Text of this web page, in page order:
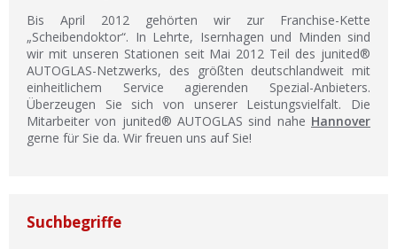
Bis April 2012 gehörten wir zur Franchise-Kette
„Scheibendoktor“. In Lehrte, Isernhagen und Minden sind
wir mit unseren Stationen seit Mai 2012 Teil des junited®
AUTOGLAS-Netzwerks, des größten deutschlandweit mit
einheitlichem Service agierenden Spezial-Anbieters.
Überzeugen Sie sich von unserer Leistungsvielfalt. Die
Mitarbeiter von junited® AUTOGLAS sind nahe Hannover
gerne für Sie da. Wir freuen uns auf Sie!
Suchbegriffe